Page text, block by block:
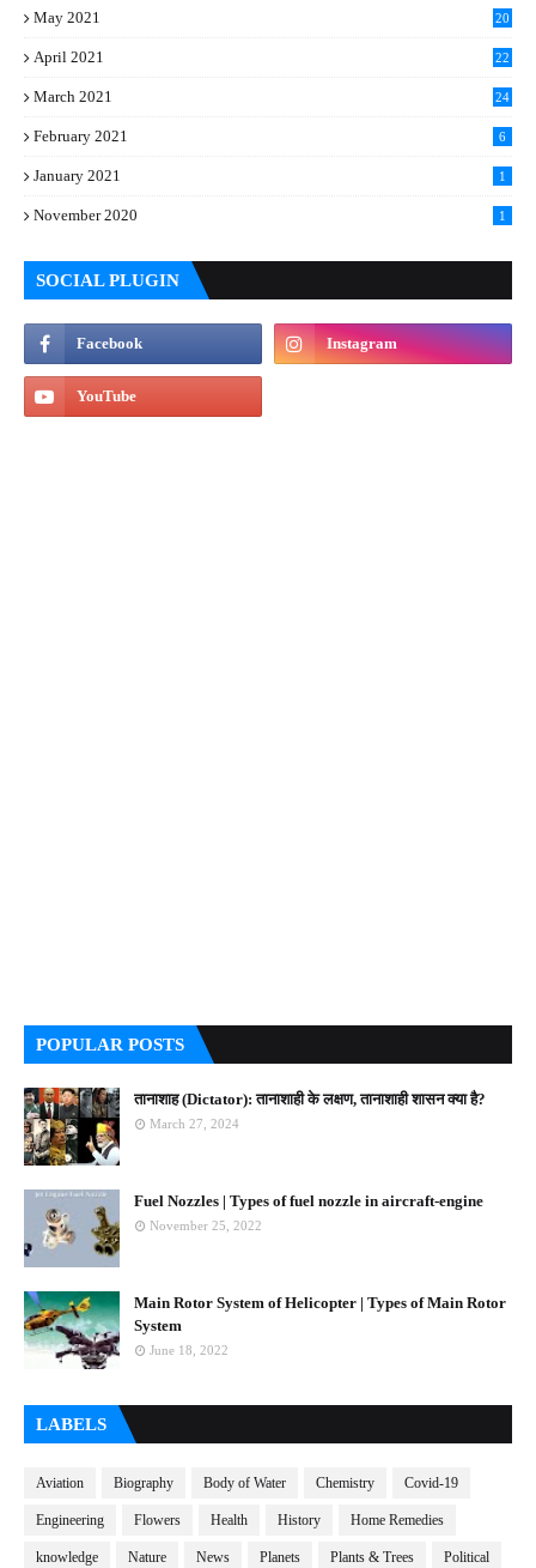
May 2021 20
April 2021 22
March 2021 24
February 2021 6
January 2021 1
November 2020 1
SOCIAL PLUGIN
POPULAR POSTS
तानाशाह (Dictator): तानाशाही के लक्षण, तानाशाही शासन क्या है?
March 27, 2024
Fuel Nozzles | Types of fuel nozzle in aircraft-engine
November 25, 2022
Main Rotor System of Helicopter | Types of Main Rotor
System
June 18, 2022
LABELS
Aviation Biography Body of Water Chemistry Covid-19
Engineering Flowers Health History Home Remedies
knowledge Nature News Planets Plants & Trees Political